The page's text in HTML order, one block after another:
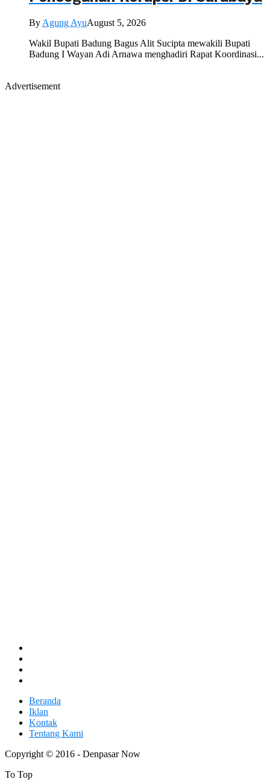
By Agung AyuAugust 5, 2026
Wakil Bupati Badung Bagus Alit Sucipta mewakili Bupati
Badung I Wayan Adi Arnawa menghadiri Rapat Koordinasi...
Advertisement
Beranda
Iklan
Kontak
Tentang Kami
Copyright © 2016 - Denpasar Now
To Top